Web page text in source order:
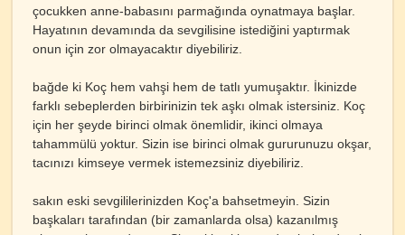
çocukken anne-babasını parmağında oynatmaya başlar.
Hayatının devamında da sevgilisine istediğini yaptırmak
onun için zor olmayacaktır diyebiliriz.
bağde ki Koç hem vahşi hem de tatlı yumuşaktır. İkinizde
farklı sebeplerden birbirinizin tek aşkı olmak istersiniz. Koç
için her şeyde birinci olmak önemlidir, ikinci olmaya
tahammülü yoktur. Sizin ise birinci olmak gururunuzu okşar,
tacınızı kimseye vermek istemezsiniz diyebiliriz.
sakın eski sevgililerinizden Koç'a bahsetmeyin. Sizin
başkaları tarafından (bir zamanlarda olsa) kazanılmış